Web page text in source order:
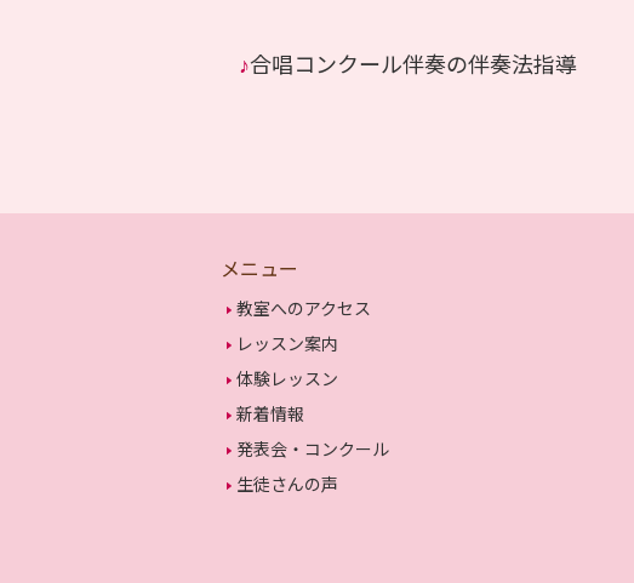
♪合唱コンクール伴奏の伴奏法指導
メニュー
教室へのアクセス
レッスン案内
体験レッスン
新着情報
発表会・コンクール
生徒さんの声